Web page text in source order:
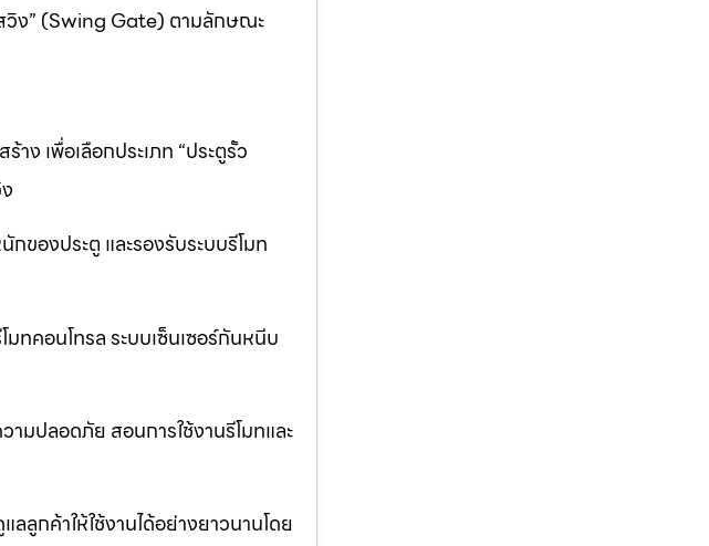
วิง” (Swing Gate) ตามลักษณะ
ง เพื่อเลือกประเภท “ประตูรั้ว
ของประตู และรองรับระบบรีโมท
ทคอนโทรล ระบบเซ็นเซอร์กันหนีบ
มปลอดภัย สอนการใช้งานรีโมทและ
ลูกค้าให้ใช้งานได้อย่างยาวนานโดย